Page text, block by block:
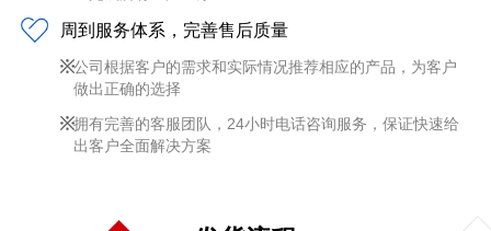
周到服务体系，完善售后质量
公司根据客户的需求和实际情况推荐相应的产品，为客户
做出正确的选择
拥有完善的客服团队，24小时电话咨询服务，保证快速给
出客户全面解决方案